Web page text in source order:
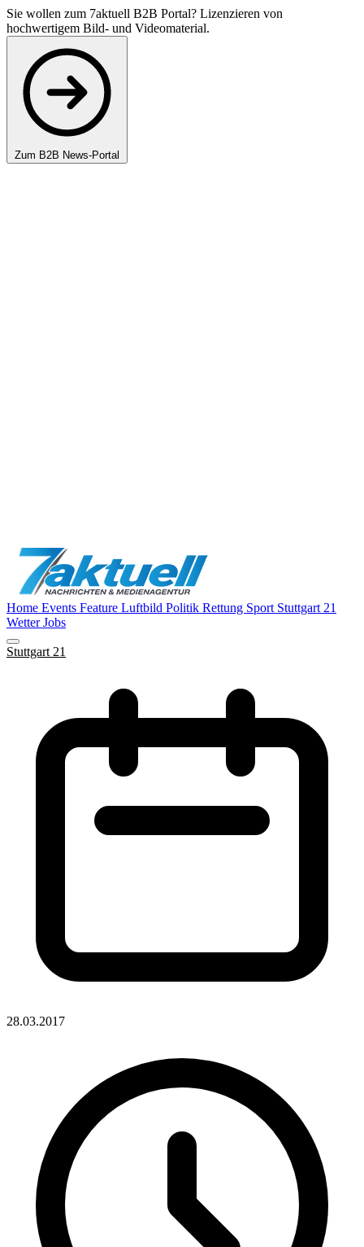
Sie wollen zum 7aktuell B2B Portal? Lizenzieren von
hochwertigem Bild- und Videomaterial.
Zum B2B News-Portal
Home Events Feature Luftbild Politik Rettung Sport Stuttgart 21
WetterJobs
Stuttgart 21
28.03.2017